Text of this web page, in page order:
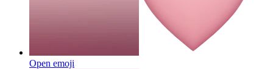
Open emoji